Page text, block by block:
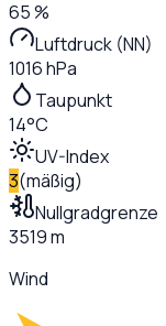
65 %
Luftdruck (NN)
1016 hPa
Taupunkt
14°C
UV-Index
3(mäßig)
Nullgradgrenze
3519 m
Wind